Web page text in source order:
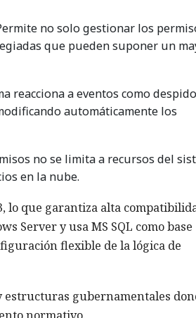
no solo gestionar los
que pueden suponer un
reacciona a eventos como
automáticamente los
no se limita a recursos del
en la nube.
lo que garantiza alta
Server y usa MS SQL como base
flexible de la lógica de
estructuras gubernamentales